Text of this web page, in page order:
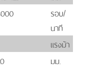
รอบ/
นาที
แรงม้า
มม.